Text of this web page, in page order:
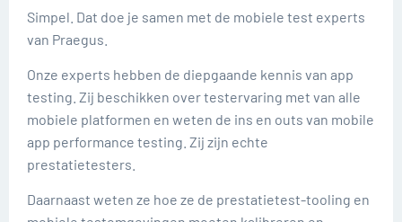
Simpel. Dat doe je samen met de mobiele test experts
van Praegus.
Onze experts hebben de diepgaande kennis van app
testing. Zij beschikken over testervaring met van alle
mobiele platformen en weten de ins en outs van mobile
app performance testing. Zij zijn echte
prestatietesters.
Daarnaast weten ze hoe ze de prestatietest-tooling en